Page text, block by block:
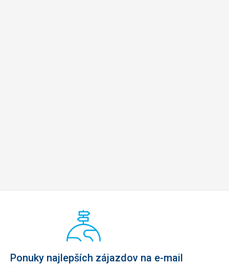
Ponuky najlepších zájazdov na e-mail